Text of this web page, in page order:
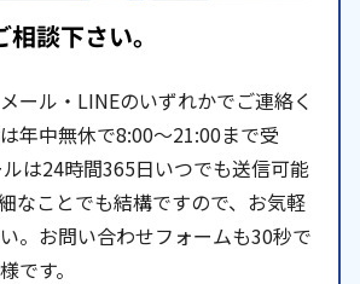
談下さい。
ール・LINEのいずれかでご連絡く
年中無休で8:00〜21:00まで受
は24時間365日いつでも送信可能
なことでも結構ですので、お気軽
。お問い合わせフォームも30秒で
です。